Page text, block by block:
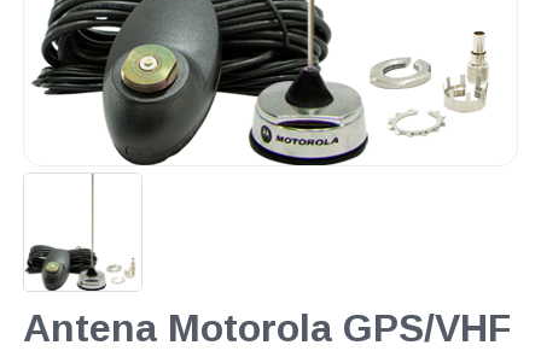
Antena Motorola GPS/VHF